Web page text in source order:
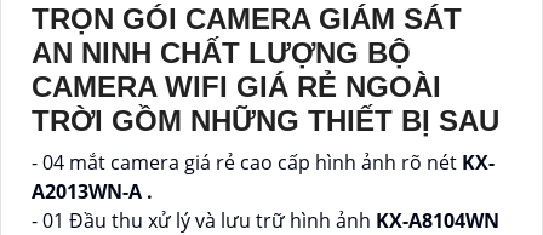
TRỌN GÓI CAMERA GIÁM SÁT
AN NINH CHẤT LƯỢNG BỘ
CAMERA WIFI GIÁ RẺ NGOÀI
TRỜI GỒM NHỮNG THIẾT BỊ SAU
- 04 mắt camera giá rẻ cao cấp hình ảnh rõ nét KX-
A2013WN-A .
- 01 Đầu thu xử lý và lưu trữ hình ảnh KX-A8104WN